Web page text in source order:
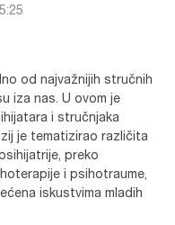
od najvažnijih stručnih
iza nas. U ovom je
i stručnjaka
je tematizirao različita
preko
i psihotraume,
iskustvima mladih